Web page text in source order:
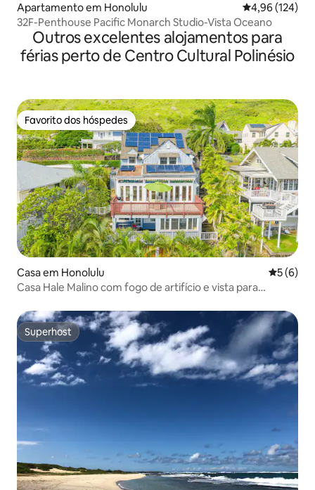
Apartamento em Honolulu Classificação
4,96 (124)
32F-Penthouse Pacific Monarch Studio-Vista Oceano
Outros excelentes alojamentos para
férias perto de Centro Cultural Polinésio
Favorito dos hóspedes
Favorito dos hóspedes
Casa em Honolulu
5 (6)
Casa Hale Malino com fogo de artifício e vista para
Superhost
Superhost